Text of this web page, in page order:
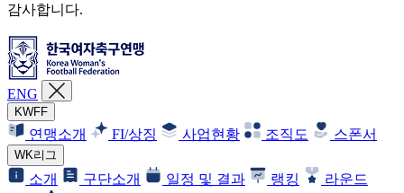
감사합니다.
ENG
KWFF
연맹소개 FI/상징 사업현황 조직도 스폰서
WK리그
소개 구단소개 일정 및 결과 랭킹
라운드